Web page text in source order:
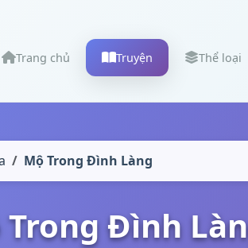
Trang chủ Truyện Thể loại
Mộ Trong Đình Làng
Trong Đình